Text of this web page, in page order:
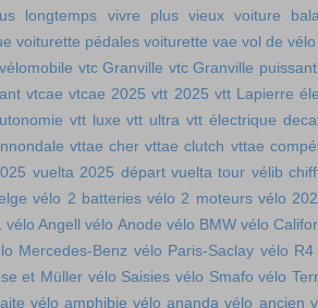
longtemps
vivre plus vieux voiture
voiturette pédales voiturette vae vol de
vtc Granville vtc Granville puissant
vtcae vtcae 2025 vtt 2025 vtt Lapierre
vtt luxe vtt ultra vtt électrique
vttae cher vttae clutch vttae
vuelta 2025 départ vuelta tour vélib
vélo 2 batteries vélo 2 moteurs vélo
vélo Angell vélo Anode vélo BMW vélo
Mercedes-Benz vélo Paris-Saclay vélo R4
et Müller vélo Saisies vélo Smafo vélo
vélo amphibie vélo ananda vélo ancien